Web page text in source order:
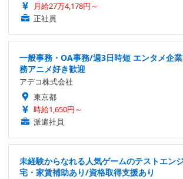
月給27万4,178円～
正社員
一般事務・OA事務/週3日時短 エンタメ企
務アニメ好き歓迎
アデコ株式会社
東京都
時給1,650円～
派遣社員
未経験からなれる人気ゲームのテストエン
宅・家賃補助あり/資格取得支援あり